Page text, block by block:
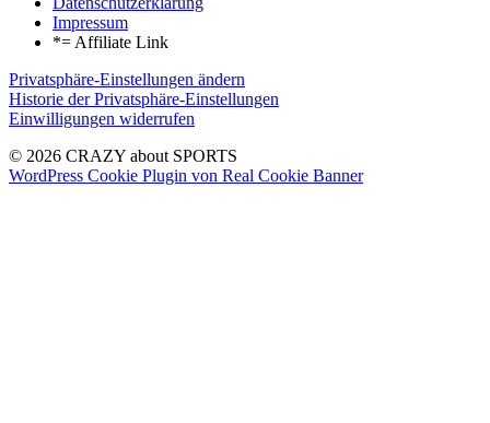
Impressum
*= Affiliate Link
Privatsphäre-Einstellungen ändern
Historie der Privatsphäre-Einstellungen
Einwilligungen widerrufen
© 2026 CRAZY about SPORTS
WordPress Cookie Plugin von Real Cookie Banner